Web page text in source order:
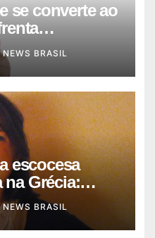
se converte ao
BRASIL
escocesa
na Grécia:
NEWS BRASIL